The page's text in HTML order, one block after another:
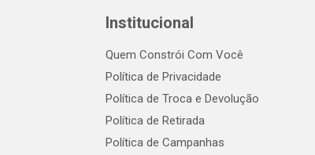
Institucional
Quem Constrói Com Você
Política de Privacidade
Política de Troca e Devolução
Política de Retirada
Política de Campanhas